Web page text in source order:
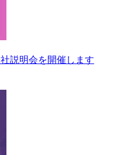
説明会を開催します